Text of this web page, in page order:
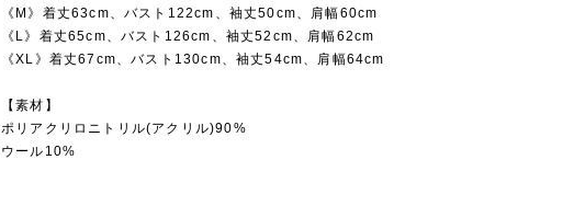
《M》着丈63cm、バスト122cm、袖丈50cm、肩幅60cm
《L》着丈65cm、バスト126cm、袖丈52cm、肩幅62cm
《XL》着丈67cm、バスト130cm、袖丈54cm、肩幅64cm
【素材】
ポリアクリロニトリル(アクリル)90%
ウール10%